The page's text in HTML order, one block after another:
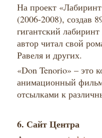
На проект
(2006-2008), создав
гигантский
автор читал свой
Равеля и других.
«Don Tenorio» – это
анимационный
отсылками к
6. Сайт Центра